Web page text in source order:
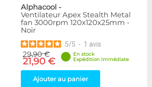
Alphacool -
Ventilateur Apex Stealth Metal
fan 3000rpm 120x120x25mm -
Noir
5/5 - 1 avis
29,90 €
21,90 €
En stock
Expédition immédiate
Ajouter au panier